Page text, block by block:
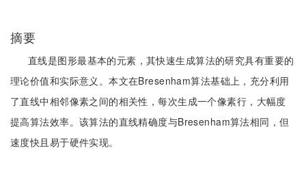
摘要
直线是图形最基本的元素，其快速生成算法的研究具有重要的
理论价值和实际意义。本文在Bresenham算法基础上，充分利用
了直线中相邻像素之间的相关性，每次生成一个像素行，大幅度
提高算法效率。该算法的直线精确度与Bresenham算法相同，但
速度快且易于硬件实现。